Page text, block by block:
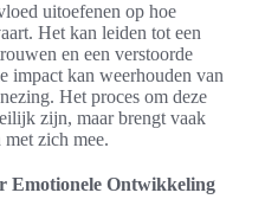
uitoefenen op hoe
Het kan leiden tot een
en een verstoorde
impact kan weerhouden van
Het proces om deze
zijn, maar brengt vaak
zich mee.
Emotionele Ontwikkeling